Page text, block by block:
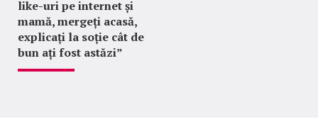
like-uri pe internet și
mamă, mergeți acasă,
explicați la soție cât de
bun ați fost astăzi”